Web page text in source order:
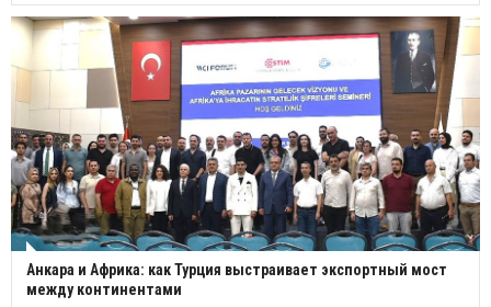
Анкара и Африка: как Турция выстраивает экспортный мост
между континентами